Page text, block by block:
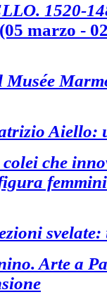
1520-
(05 marzo -
Aiello:
che
svelate:
Arte a